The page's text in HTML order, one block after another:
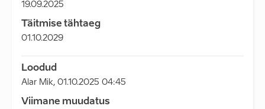
19.09.2025
Täitmise tähtaeg
01.10.2029
Loodud
Alar Mik, 01.10.2025 04:45
Viimane muudatus